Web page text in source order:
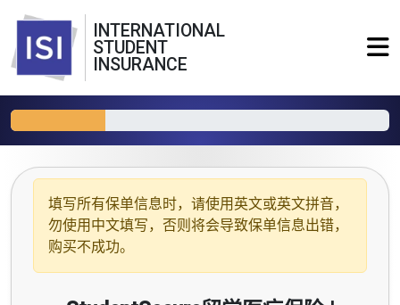
INTERNATIONAL
STUDENT
INSURANCE
填写所有保单信息时，请使用 英文或英文拼音，
勿使用中文填写，否则将会导致保单信息出错，
购买不成功。